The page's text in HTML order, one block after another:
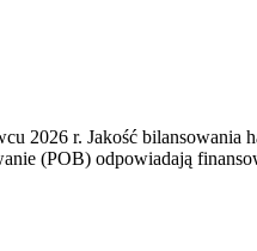
2026 r. Jakość bilansowania
(POB) odpowiadają